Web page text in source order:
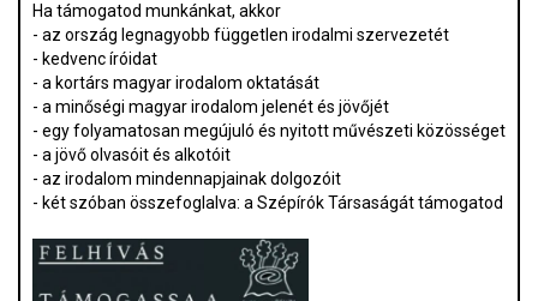
Ha támogatod munkánkat, akkor
- az ország legnagyobb független irodalmi szervezetét
- kedvenc íróidat
- a kortárs magyar irodalom oktatását
- a minőségi magyar irodalom jelenét és jövőjét
- egy folyamatosan megújuló és nyitott művészeti közösséget
- a jövő olvasóit és alkotóit
- az irodalom mindennapjainak dolgozóit
- két szóban összefoglalva: a Szépírók Társaságát támogatod